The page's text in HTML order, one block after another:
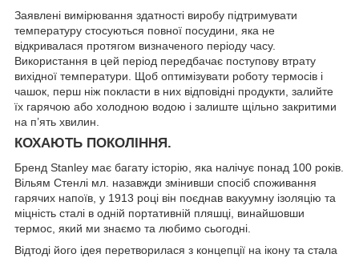
Заявлені вимірювання здатності виробу підтримувати
температуру стосуються повної посудини, яка не
відкривалася протягом визначеного періоду часу.
Використання в цей період передбачає поступову втрату
вихідної температури. Щоб оптимізувати роботу термосів і
чашок, перш ніж покласти в них відповідні продукти, залийте
їх гарячою або холодною водою і залиште щільно закритими
на п’ять хвилин.
КОХАЮТЬ ПОКОЛІННЯ.
Бренд Stanley має багату історію, яка налічує понад 100 років.
Вільям Стенлі мл. назавжди змінивши спосіб споживання
гарячих напоїв, у 1913 році він поєднав вакуумну ізоляцію та
міцність сталі в одній портативній пляшці, винайшовши
термос, який ми знаємо та любимо сьогодні.
Відтоді його ідея перетворилася з концепції на ікону та стала